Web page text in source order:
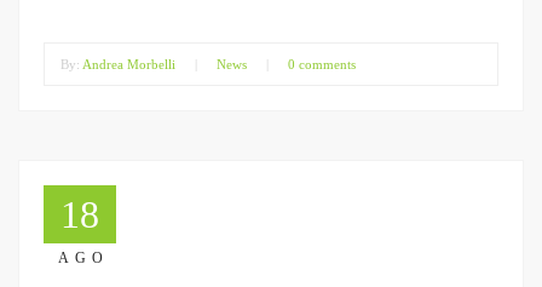
By: Andrea Morbelli News 0 comments
18
AGO